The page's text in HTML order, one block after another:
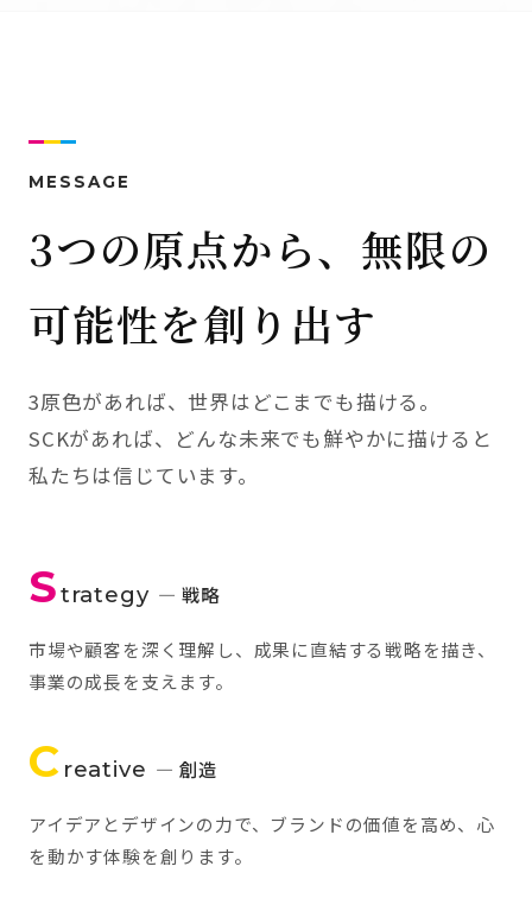
MESSAGE
3つの原点から、無限の
可能性を創り出す
3原色があれば、世界はどこまでも描ける。
SCKがあれば、どんな未来でも鮮やかに描けると
私たちは信じています。
Strategy — 戦略
市場や顧客を深く理解し、成果に直結する戦略を描き、
事業の成長を支えます。
C reative — 創造
アイデアとデザインの力で、ブランドの価値を高め、心
を動かす体験を創ります。